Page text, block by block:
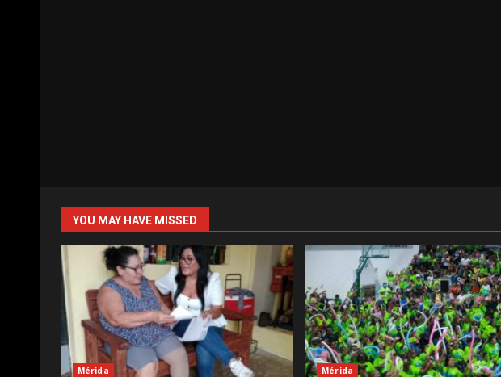
YOU MAY HAVE MISSED
Mérida Mérida